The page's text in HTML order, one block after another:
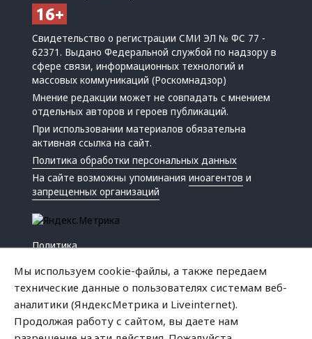
Свидетельство о регистрации СМИ ЭЛ № ФС 77 -
62371. Выдано Федеральной службой по надзору в
сфере связи, информационных технологий и
массовых коммуникаций (Роскомнадзор)
Мнение редакции может не совпадать с мнением
отдельных авторов и героев публикаций.
При использовании материалов обязательна
активная ссылка на сайт.
Политика обработки персональных данных
На сайте возможны упоминанияиноагентов и
запрещенных организаций
Политика
Мы используем cookie-файлы, а также передаем
технические данные о пользователях системам веб-
аналитики (ЯндексМетрика и Liveinternet).
Продолжая работу с сайтом, вы даете нам